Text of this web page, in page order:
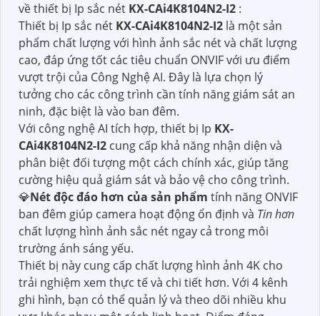
về thiết bị Ip sắc nét KX-CAi4K8104N2-I2 :
Thiết bị Ip sắc nét KX-CAi4K8104N2-I2 là một sản
phẩm chất lượng với hình ảnh sắc nét và chất lượng
cao, đáp ứng tốt các tiêu chuẩn ONVIF với ưu điểm
vượt trội của Công Nghệ AI. Đây là lựa chọn lý
tưởng cho các công trình cần tính năng giám sát an
ninh, đặc biệt là vào ban đêm.
Với công nghệ AI tích hợp, thiết bị Ip KX-
CAi4K8104N2-I2 cung cấp khả năng nhận diện và
phân biệt đối tượng một cách chính xác, giúp tăng
cường hiệu quả giám sát và bảo vệ cho công trình.
💎Nét độc đáo hơn của sản phẩm tính năng ONVIF
ban đêm giúp camera hoạt động ổn định và Tin hơn
chất lượng hình ảnh sắc nét ngay cả trong môi
trường ánh sáng yếu.
Thiết bị này cung cấp chất lượng hình ảnh 4K cho
trải nghiệm xem thực tế và chi tiết hơn. Với 4 kênh
ghi hình, bạn có thể quản lý và theo dõi nhiều khu